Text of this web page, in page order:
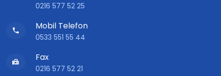
0216 577 52 25
Mobil Telefon
0533 551 55 44
Fax
0216 577 52 21